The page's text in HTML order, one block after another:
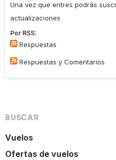
Una vez que entres podrás
actualizaciones
Por RSS:
Respuestas
Respuestas y Comentarios
BUSCAR
Vuelos
Ofertas de vuelos